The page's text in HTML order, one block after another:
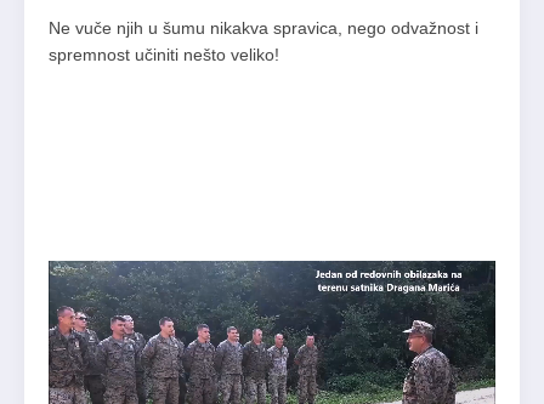
Ne vuče njih u šumu nikakva spravica, nego odvažnost i
spremnost učiniti nešto veliko!